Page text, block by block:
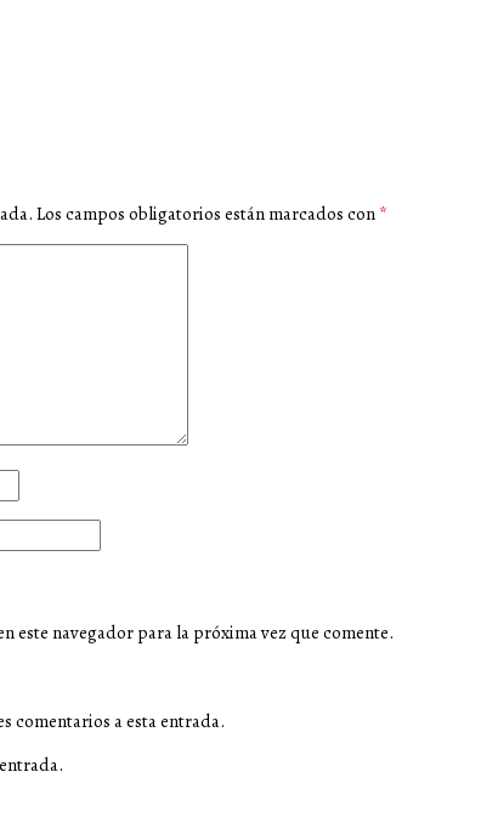
Los campos obligatorios están marcados con *
este navegador para la próxima vez que comente.
comentarios a esta entrada.